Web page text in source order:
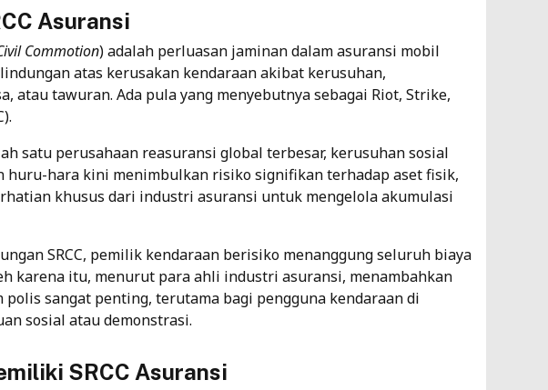
Asuransi
Commotion) adalah perluasan jaminan dalam asuransi mobil
atas kerusakan kendaraan akibat kerusuhan,
atau tawuran. Ada pula yang menyebutnya sebagai Riot, Strike,
satu perusahaan reasuransi global terbesar, kerusuhan sosial
huru-hara kini menimbulkan risiko signifikan terhadap aset fisik,
khusus dari industri asuransi untuk mengelola akumulasi
SRCC, pemilik kendaraan berisiko menanggung seluruh biaya
karena itu, menurut para ahli industri asuransi, menambahkan
polis sangat penting, terutama bagi pengguna kendaraan di
sosial atau demonstrasi.
SRCC Asuransi